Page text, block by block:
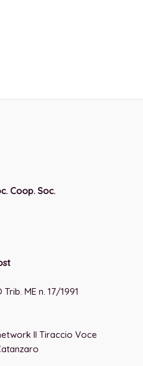
Coop. Soc.
ME n. 17/1991
Il Tiraccio Voce